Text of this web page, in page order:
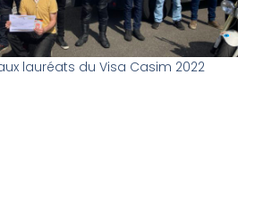
lauréats du Visa Casim 2022